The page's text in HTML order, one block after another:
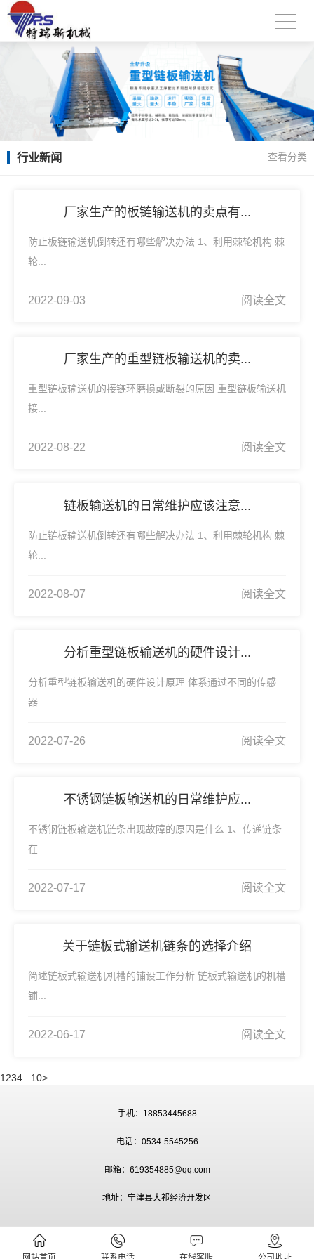
行业新闻 查看分类
厂家生产的板链输送机的卖点有...
防止板链输送机倒转还有哪些解决办法 1、利用棘轮机构 棘
轮...
2022-09-03 阅读全文
厂家生产的重型链板输送机的卖...
重型链板输送机的接链环磨损或断裂的原因 重型链板输送机
接...
2022-08-22 阅读全文
链板输送机的日常维护应该注意...
防止链板输送机倒转还有哪些解决办法 1、利用棘轮机构 棘
轮...
2022-08-07 阅读全文
分析重型链板输送机的硬件设计...
分析重型链板输送机的硬件设计原理 体系通过不同的传感
器...
2022-07-26 阅读全文
不锈钢链板输送机的日常维护应...
不锈钢链板输送机链条出现故障的原因是什么 1、传递链条
在...
2022-07-17 阅读全文
关于链板式输送机链条的选择介绍
简述链板式输送机机槽的铺设工作分析 链板式输送机的机槽
铺...
2022-06-17 阅读全文
1 234 10>
手机：18853445688
电话：0534-5545256
邮箱：619354885@qq.com
地址：宁津县大祁经济开发区